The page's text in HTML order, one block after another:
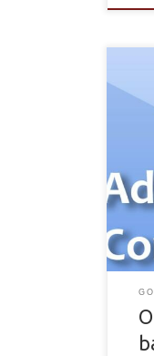
Se
di
è
di